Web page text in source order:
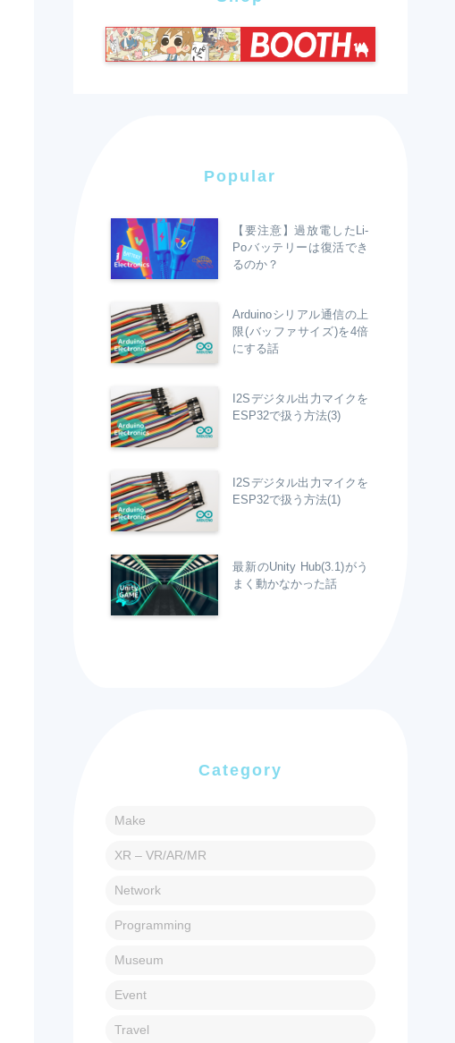
Popular
【要注意】過放電したLi-
Poバッテリーは復活でき
るのか？
Arduinoシリアル通信の上
限(バッファサイズ)を4倍
にする話
I2Sデジタル出力マイクを
ESP32で扱う方法(3)
I2Sデジタル出力マイクを
ESP32で扱う方法(1)
最新のUnity Hub(3.1)がう
まく動かなかった話
Category
Make
XR – VR/AR/MR
Network
Programming
Museum
Event
Travel